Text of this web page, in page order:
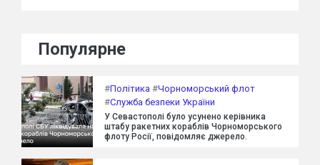
Популярне
#Політика #Чорноморський флот
#Служба безпеки України
У Севастополі було усунено керівника
штабу ракетних кораблів Чорноморського
флоту Росії, повідомляє джерело.